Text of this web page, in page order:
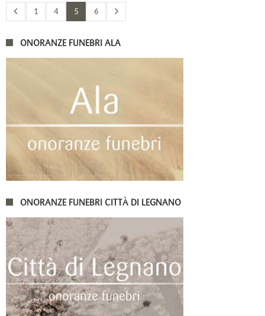
1 4 5 6
ONORANZE FUNEBRI ALA
ONORANZE FUNEBRI CITTÀ DI LEGNANO